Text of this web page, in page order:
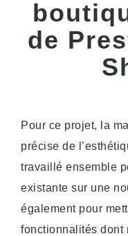
de
Pour ce projet, la
précise de
travaillé ensemble
existante sur une
également pour
fonctionnalités dont